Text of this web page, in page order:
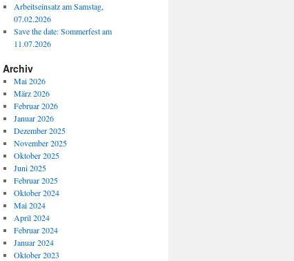
Arbeitseinsatz am Samstag,
07.02.2026
Save the date: Sommerfest am
11.07.2026
Archiv
Mai 2026
März 2026
Februar 2026
Januar 2026
Dezember 2025
November 2025
Oktober 2025
Juni 2025
Februar 2025
Oktober 2024
Mai 2024
April 2024
Februar 2024
Januar 2024
Oktober 2023